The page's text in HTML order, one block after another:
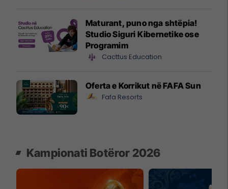
Maturant, puno nga shtëpia!
Studio Siguri Kibernetike ose
Programim
Cacttus Education
Oferta e Korrikut në FAFA Sun
Fafa Resorts
Kampionati Botëror 2026